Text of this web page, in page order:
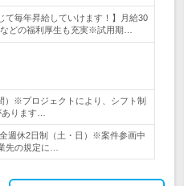
毎年昇給していけます！】月給30
どの福利厚生も充実※試用期…
）※プロジェクトにより、シフト制
ります…
週休2日制（土・日）※案件参画中
先の規定に…